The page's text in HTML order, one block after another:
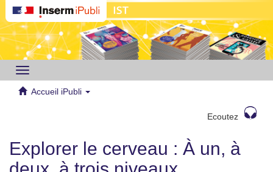
Toggle
navigation
Accueil iPubli
Ecoutez
Explorer le cerveau : À un, à